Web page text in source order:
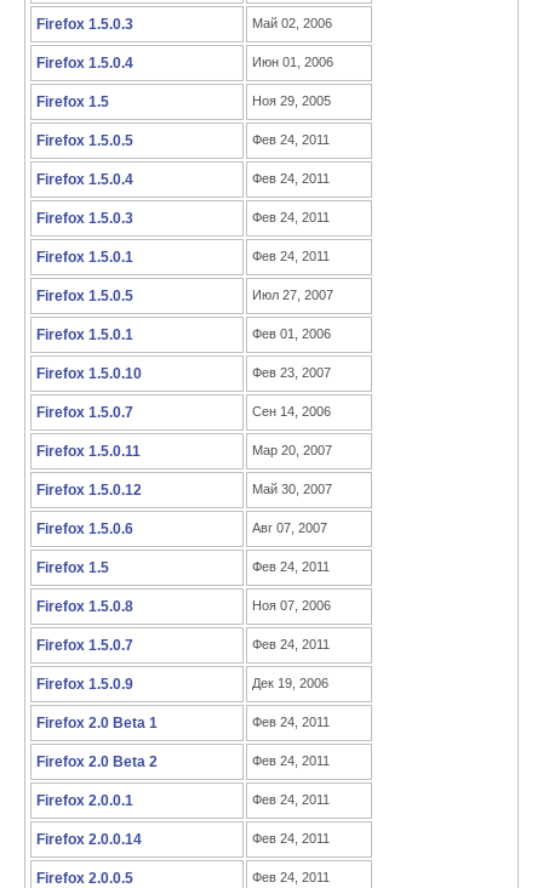
Firefox 1.5.0.3 Май 02, 2006
Firefox 1.5.0.4 Июн 01, 2006
Firefox 1.5 Ноя 29, 2005
Firefox 1.5.0.5 Фев 24, 2011
Firefox 1.5.0.4 Фев 24, 2011
Firefox 1.5.0.3 Фев 24, 2011
Firefox 1.5.0.1 Фев 24, 2011
Firefox 1.5.0.5 Июл 27, 2007
Firefox 1.5.0.1 Фев 01, 2006
Firefox 1.5.0.10 Фев 23, 2007
Firefox 1.5.0.7 Сен 14, 2006
Firefox 1.5.0.11 Мар 20, 2007
Firefox 1.5.0.12 Май 30, 2007
Firefox 1.5.0.6 Авг 07, 2007
Firefox 1.5 Фев 24, 2011
Firefox 1.5.0.8 Ноя 07, 2006
Firefox 1.5.0.7 Фев 24, 2011
Firefox 1.5.0.9 Дек 19, 2006
Firefox 2.0 Beta 1 Фев 24, 2011
Firefox 2.0 Beta 2 Фев 24, 2011
Firefox 2.0.0.1 Фев 24, 2011
Firefox 2.0.0.14 Фев 24, 2011
Firefox 2.0.0.5 Фев 24, 2011